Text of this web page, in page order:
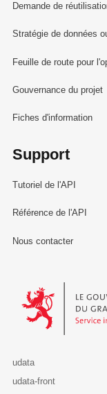
Demande de
Stratégie de données
Feuille de route pour
Gouvernance du projet
Fiches d'information
Support
Tutoriel de l'API
Référence de l'API
Nous contacter
Le Gouvernement
udata
udata-front